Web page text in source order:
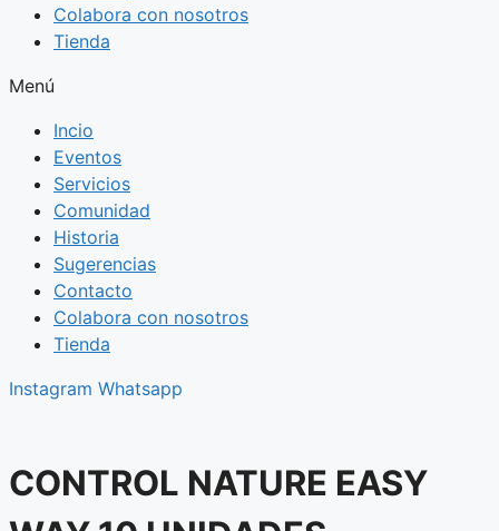
Colabora con nosotros
Tienda
Menú
Incio
Eventos
Servicios
Comunidad
Historia
Sugerencias
Contacto
Colabora con nosotros
Tienda
Instagram Whatsapp
CONTROL NATURE EASY